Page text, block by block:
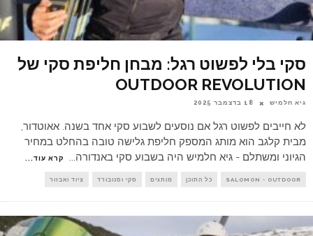
סקי בלי לפשוט רגל: מבחן חליפת סקי של
OUTDOOR REVOLUTION
גיא חלמיש 18 בדצמבר 2025
לא חייבים לפשוט רגל אם נוסעים לשבוע סקי אחד בשנה. אאוטדור,
מבית קלגב הוא מותג המספק חליפת גלישה טובה בהחלט במחיר
הגיוני ומשתלם - גיא חלמיש היה בשבוע סקי באנדורה
קרא עוד...
SALOMON - OUTDOOR כל התוכן מותגים סקי וסנובורד ציוד ואבזור